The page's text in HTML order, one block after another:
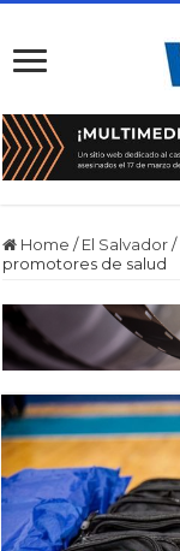
Home / El Salvador /
promotores de salud